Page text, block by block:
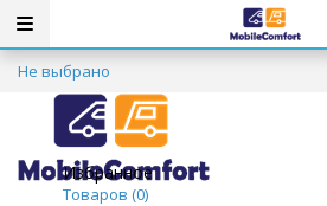
Не выбрано
Избранное
Товаров (0)